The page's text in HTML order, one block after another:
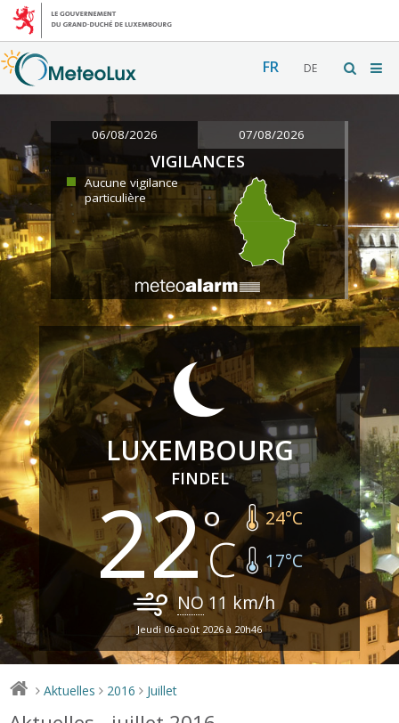
FR DE
06/08/2026 07/08/2026
VIGILANCES
Aucune vigilance
particulière
LUXEMBOURG
FINDEL
22 24°C
17°C
NO 11 km/h
Jeudi 06 août 2026 à 20h46
> Aktuelles > 2016 > Juillet